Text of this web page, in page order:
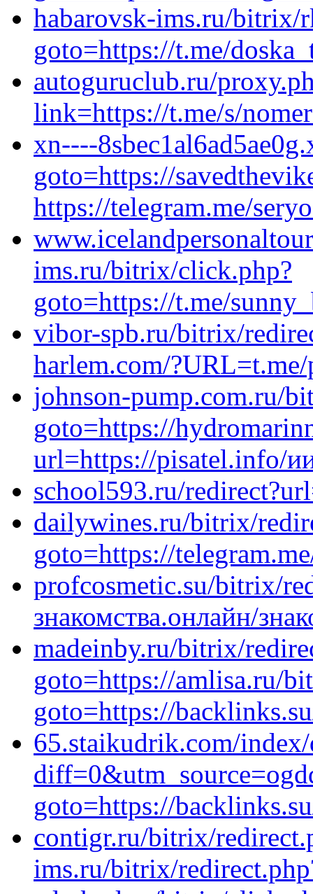
habarovsk-ims.ru/bitrix/
goto=https://t.me/
autoguruclub.ru/
link=https://t.me/s/
xn----
goto=https://
https://telegram.me/
ims.ru/bitrix/click.php?
goto=https://t.me/
vibor-spb.ru/bitrix/
harlem.com/
johnson-pump.com.ru/
goto=https://
url=https://pisatel.info/
school593.ru/
dailywines.ru/bitrix/
goto=https://
profcosmetic.su/bitrix/
знакомства.онлайн/
madeinby.ru/bitrix/
goto=https://amlisa.ru/
goto=https://
65.staikudrik.com/
goto=https://
contigr.ru/bitrix/
ims.ru/bitrix/